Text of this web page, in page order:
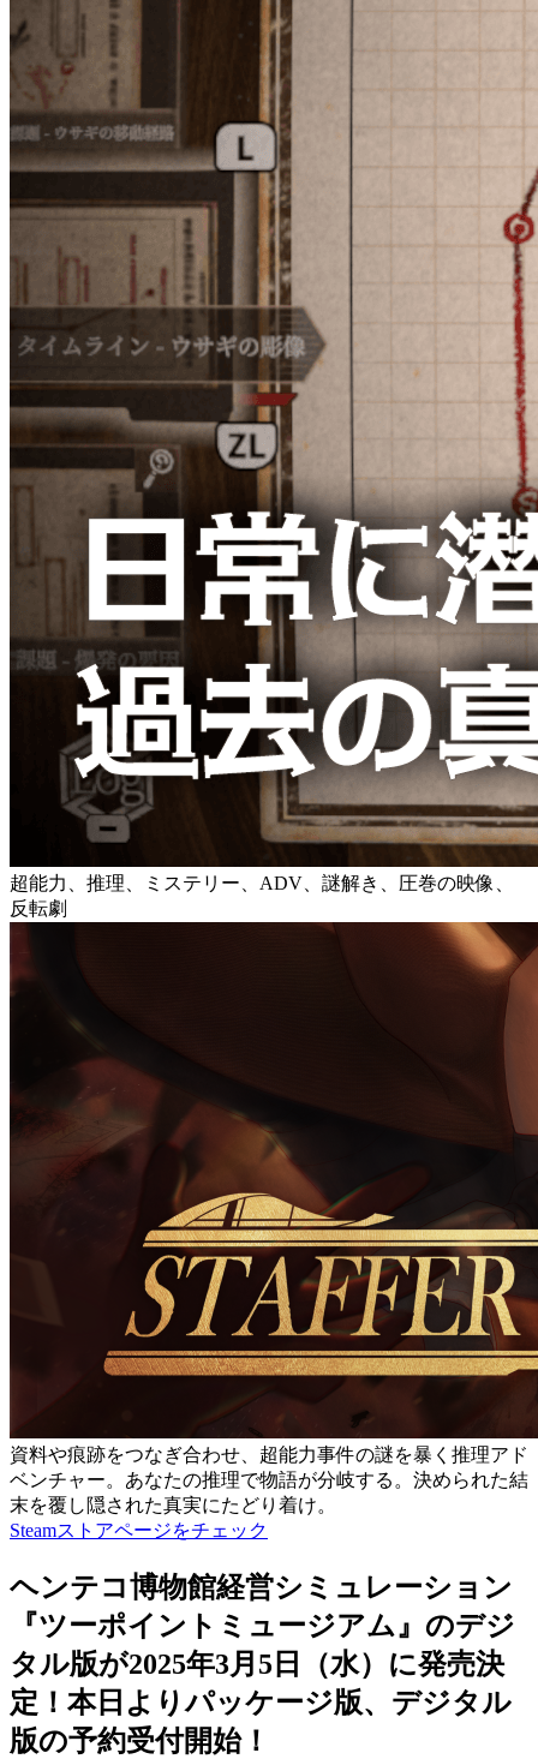
超能力、推理、ミステリー、ADV、謎解き、圧巻の映像、
反転劇
資料や痕跡をつなぎ合わせ、超能力事件の謎を暴く推理アド
ベンチャー。あなたの推理で物語が分岐する。決められた結
末を覆し隠された真実にたどり着け。
Steamストアページをチェック
ヘンテコ博物館経営シミュレーション
『ツーポイントミュージアム』のデジ
タル版が2025年3月5日（水）に発売決
定！本日よりパッケージ版、デジタル
版の予約受付開始！